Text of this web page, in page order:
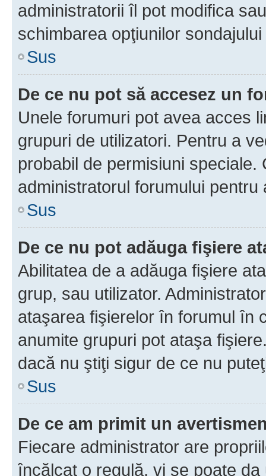
administratorii îl pot modifica
schimbarea opţiunilor
Sus
De ce nu pot să accesez un
Unele forumuri pot avea acces
grupuri de utilizatori. Pentru a
probabil de permisiuni
administratorul forumului pentru
Sus
De ce nu pot adăuga fişiere
Abilitatea de a adăuga fişiere
grup, sau utilizator.
ataşarea fişierelor în forumul în
anumite grupuri pot ataşa
dacă nu ştiţi sigur de ce nu
Sus
De ce am primit un
Fiecare administrator are
încălcat o regulă, vi se poate